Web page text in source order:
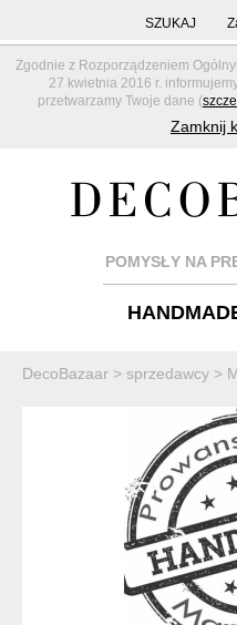
Zgodnie z Rozporządzeniem
27 kwietnia 2016 r.
przetwarzamy Twoje dane (
Zamknij
SZUKAJ
POMYSŁY NA
DecoBazaar > sprzedawcy >